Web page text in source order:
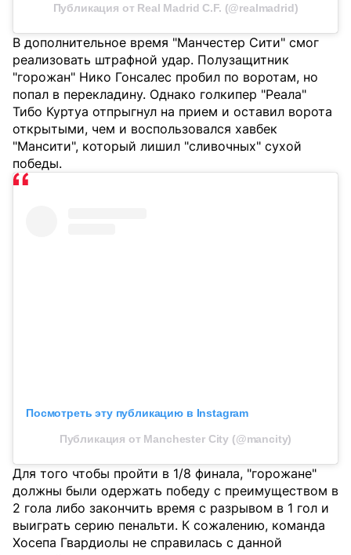
Публикация от Real Madrid C.F. (@realmadrid)
В дополнительное время "Манчестер Сити" смог
реализовать штрафной удар. Полузащитник
"горожан" Нико Гонсалес пробил по воротам, но
попал в перекладину. Однако голкипер "Реала"
Тибо Куртуа отпрыгнул на прием и оставил ворота
открытыми, чем и воспользовался хавбек
"Мансити", который лишил "сливочных" сухой
победы.
Посмотреть эту публикацию в Instagram
Публикация от Manchester City (@mancity)
Для того чтобы пройти в 1/8 финала, "горожане"
должны были одержать победу с преимуществом в
2 гола либо закончить время с разрывом в 1 гол и
выиграть серию пенальти. К сожалению, команда
Хосепа Гвардиолы не справилась с данной